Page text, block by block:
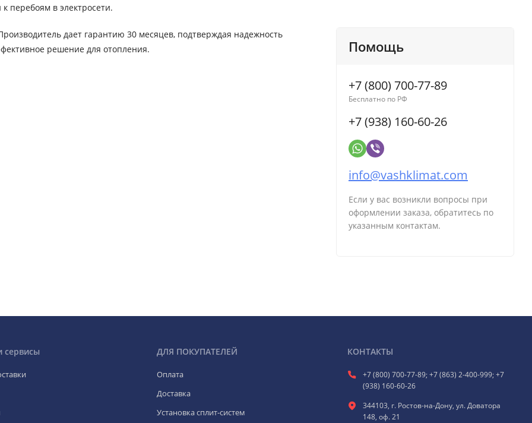
перебоям в электросети.
дает гарантию 30 месяцев, подтверждая надежность
решение для отопления.
Помощь
+7 (800) 700-77-89
Бесплатно по РФ
+7 (938) 160-60-26
info@vashklimat.com
Если у вас возникли вопросы при
оформлении заказа, обратитесь по
указанным контактам.
сервисы ДЛЯ ПОКУПАТЕЛЕЙ
Оплата
Доставка
Установка сплит-систем
КОНТАКТЫ
+7 (800) 700-77-89; +7 (863) 2-400-999; +7
(938) 160-60-26
344103, г. Ростов-на-Дону, ул. Доватора
148, оф. 21